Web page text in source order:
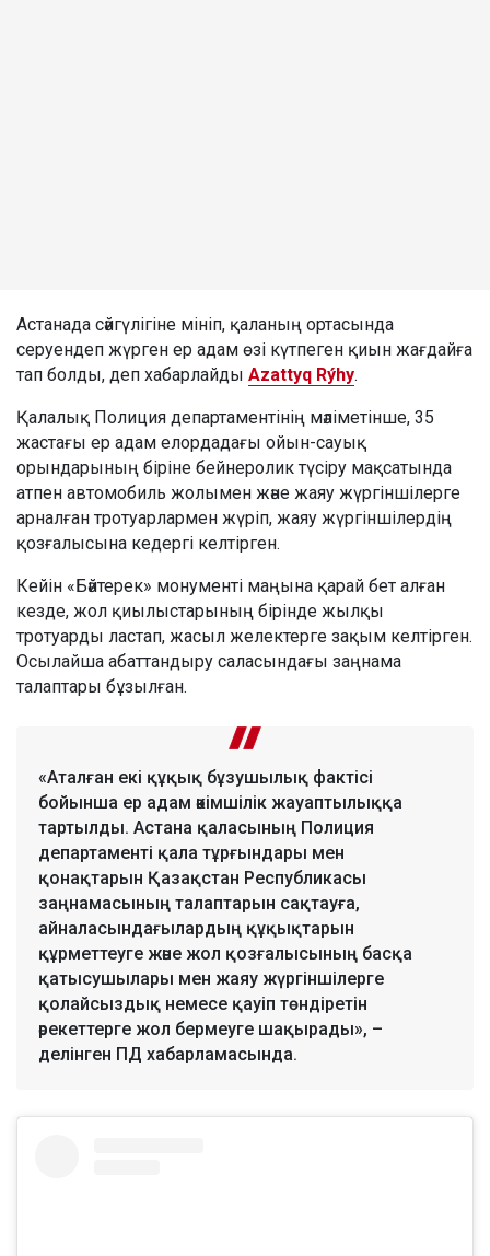
Астанада сәйгүлігіне мініп, қаланың ортасында
серуендеп жүрген ер адам өзі күтпеген қиын жағдайға
тап болды, деп хабарлайды Azattyq Rýhy.
Қалалық Полиция департаментінің мәліметінше, 35
жастағы ер адам елордадағы ойын-сауық
орындарының біріне бейнеролик түсіру мақсатында
атпен автомобиль жолымен және жаяу жүргіншілерге
арналған тротуарлармен жүріп, жаяу жүргіншілердің
қозғалысына кедергі келтірген.
Кейін «Бәйтерек» монументі маңына қарай бет алған
кезде, жол қиылыстарының бірінде жылқы
тротуарды ластап, жасыл желектерге зақым келтірген.
Осылайша абаттандыру саласындағы заңнама
талаптары бұзылған.
«Аталған екі құқық бұзушылық фактісі
бойынша ер адам әкімшілік жауаптылыққа
тартылды. Астана қаласының Полиция
департаменті қала тұрғындары мен
қонақтарын Қазақстан Республикасы
заңнамасының талаптарын сақтауға,
айналасындағылардың құқықтарын
құрметтеуге және жол қозғалысының басқа
қатысушылары мен жаяу жүргіншілерге
қолайсыздық немесе қауіп төндіретін
әрекеттерге жол бермеуге шақырады», –
делінген ПД хабарламасында.